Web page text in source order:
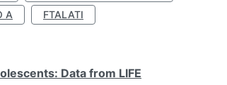
A
FTALATI
Data from LIFE